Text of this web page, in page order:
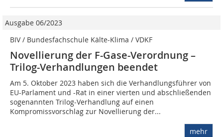
Ausgabe 06/2023
BIV / Bundesfachschule Kälte-Klima / VDKF
Novellierung der F-Gase-Verordnung –
Trilog-Verhandlungen beendet
Am 5. Oktober 2023 haben sich die Verhandlungsführer von
EU-Parlament und -Rat in einer vierten und abschließenden
sogenannten Trilog-Verhandlung auf einen
Kompromissvorschlag zur Novellierung der...
mehr